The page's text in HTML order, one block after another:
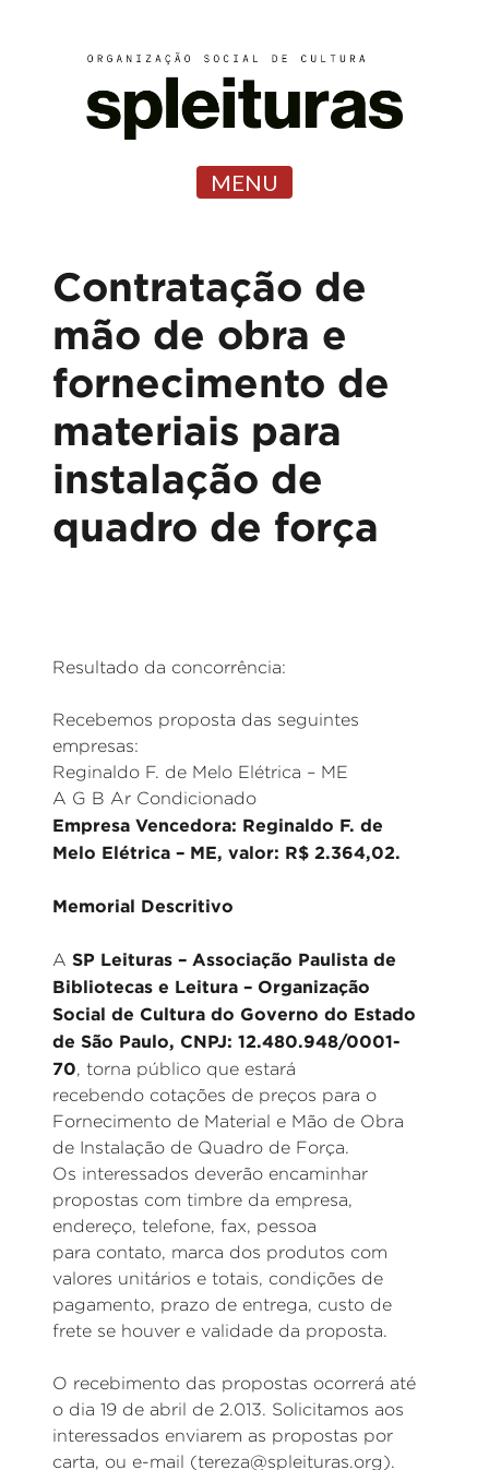
MENU
Contratação de
mão de obra e
fornecimento de
materiais para
instalação de
quadro de força
Resultado da concorrência:
Recebemos proposta das seguintes
empresas:
Reginaldo F. de Melo Elétrica – ME
A G B Ar Condicionado
Empresa Vencedora: Reginaldo F. de
Melo Elétrica – ME, valor: R$ 2.364,02.
Memorial Descritivo
A SP Leituras – Associação Paulista de
Bibliotecas e Leitura – Organização
Social de Cultura do Governo do Estado
de São Paulo, CNPJ: 12.480.948/0001-
70, torna público que estará
recebendo cotações de preços para o
Fornecimento de Material e Mão de Obra
de Instalação de Quadro de Força.
Os interessados deverão encaminhar
propostas com timbre da empresa,
endereço, telefone, fax, pessoa
para contato, marca dos produtos com
valores unitários e totais, condições de
pagamento, prazo de entrega, custo de
frete se houver e validade da proposta.
O recebimento das propostas ocorrerá até
o dia 19 de abril de 2.013. Solicitamos aos
interessados enviarem as propostas por
carta, ou e-mail (tereza@spleituras.org).